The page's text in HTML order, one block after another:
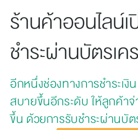
ร้านค้าออนไลน์
ชำระผ่านบัตรเ
อีกหนึ่งช่องทางการชำระเงิ
สบายขึ้นอีกระดับ ให้ลูกค้า
ขึ้น ด้วยการรับชำระผ่านบั